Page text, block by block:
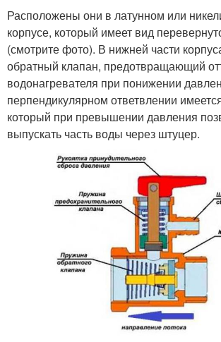
Расположены они в латунном или
корпусе, который имеет вид
(смотрите фото). В нижней части
обратный клапан, предотвращающий
водонагревателя при понижении
перпендикулярном ответвлении
который при превышении давления
выпускать часть воды через штуцер.